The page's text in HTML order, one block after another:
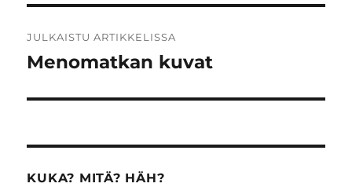
selaus
JULKAISTU ARTIKKELISSA
Menomatkan kuvat
KUKA? MITÄ? HÄH?